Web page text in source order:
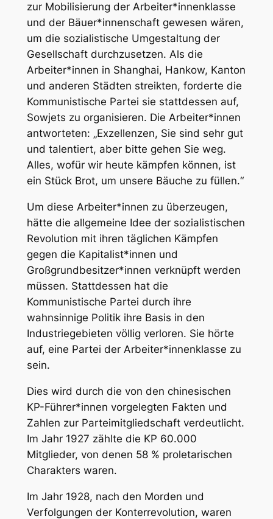
zur Mobilisierung der Arbeiter*innenklasse
und der Bäuer*innenschaft gewesen wären,
um die sozialistische Umgestaltung der
Gesellschaft durchzusetzen. Als die
Arbeiter*innen in Shanghai, Hankow, Kanton
und anderen Städten streikten, forderte die
Kommunistische Partei sie stattdessen auf,
Sowjets zu organisieren. Die Arbeiter*innen
antworteten: „Exzellenzen, Sie sind sehr gut
und talentiert, aber bitte gehen Sie weg.
Alles, wofür wir heute kämpfen können, ist
ein Stück Brot, um unsere Bäuche zu füllen.“
Um diese Arbeiter*innen zu überzeugen,
hätte die allgemeine Idee der sozialistischen
Revolution mit ihren täglichen Kämpfen
gegen die Kapitalist*innen und
Großgrundbesitzer*innen verknüpft werden
müssen. Stattdessen hat die
Kommunistische Partei durch ihre
wahnsinnige Politik ihre Basis in den
Industriegebieten völlig verloren. Sie hörte
auf, eine Partei der Arbeiter*innenklasse zu
sein.
Dies wird durch die von den chinesischen
KP-Führer*innen vorgelegten Fakten und
Zahlen zur Parteimitgliedschaft verdeutlicht.
Im Jahr 1927 zählte die KP 60.000
Mitglieder, von denen 58 % proletarischen
Charakters waren.
Im Jahr 1928, nach den Morden und
Verfolgungen der Konterrevolution, waren